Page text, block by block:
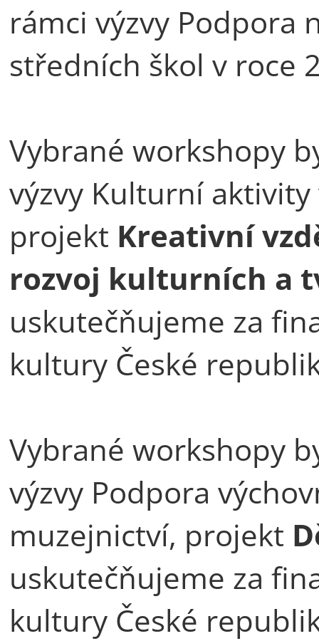
rámci výzvy Podpora
středních škol v roce
Vybrané workshopy
výzvy Kulturní
projekt Kreativní
rozvoj kulturních a
uskutečňujeme za
kultury České
Vybrané workshopy
výzvy Podpora
muzejnictví, projekt
uskutečňujeme za
kultury České